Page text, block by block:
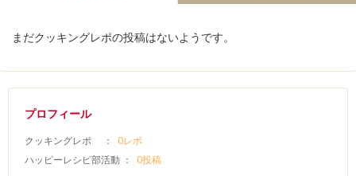
まだクッキングレポの投稿はないようです。
プロフィール
クッキングレポ ：
0レポ
ハッピーレシピ部活動 ：
0投稿